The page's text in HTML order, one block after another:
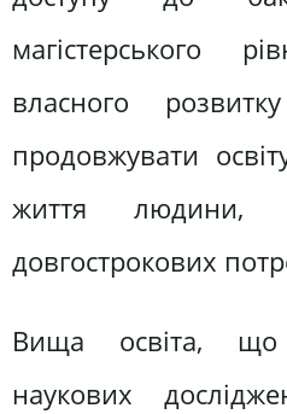
магістерського
власного
продовжувати
життя людини,
довгострокових
Вища освіта, що
наукових